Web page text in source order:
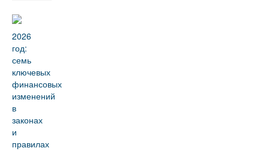
2026
год:
семь
ключевых
финансовых
изменений
в
законах
и
правилах